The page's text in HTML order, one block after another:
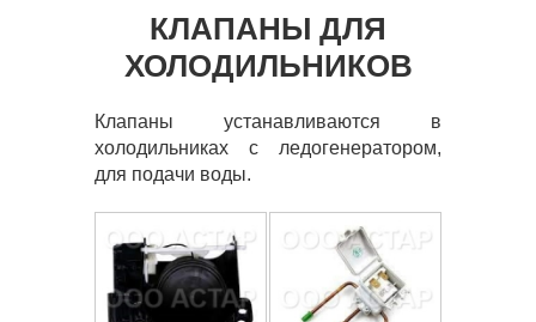
КЛАПАНЫ ДЛЯ
ХОЛОДИЛЬНИКОВ
Клапаны устанавливаются в
холодильниках с ледогенератором,
для подачи воды.